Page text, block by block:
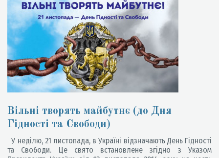
Вільні творять майбутнє (до Дня
Гідності та Свободи)
У неділю, 21 листопада, в Україні відзначають День Гідності
та Свободи. Це свято встановлене згідно з Указом